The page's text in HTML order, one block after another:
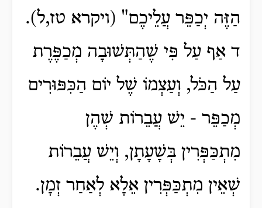
הַזֶּה יְכַפֵּר עֲלֵיכֶם" (ויקרא טז,ל).
ד אַף עַל פִּי שֶׁהַתְּשׁוּבָה מְכַפֶּרֶת
עַל הַכֹּל, וְעַצְמוֹ שֶׁל יוֹם הַכִּפּוּרִים
מְכַפֵּר - יֵשׁ עֲבֵרוֹת שְׁהֶן
מִתְכַּפְּרִין בְּשָׁעָתָן, וְיֵשׁ עֲבֵרוֹת
שְׁאֵין מִתְכַּפְּרִין אֵלָא לְאַחַר זְמָן.